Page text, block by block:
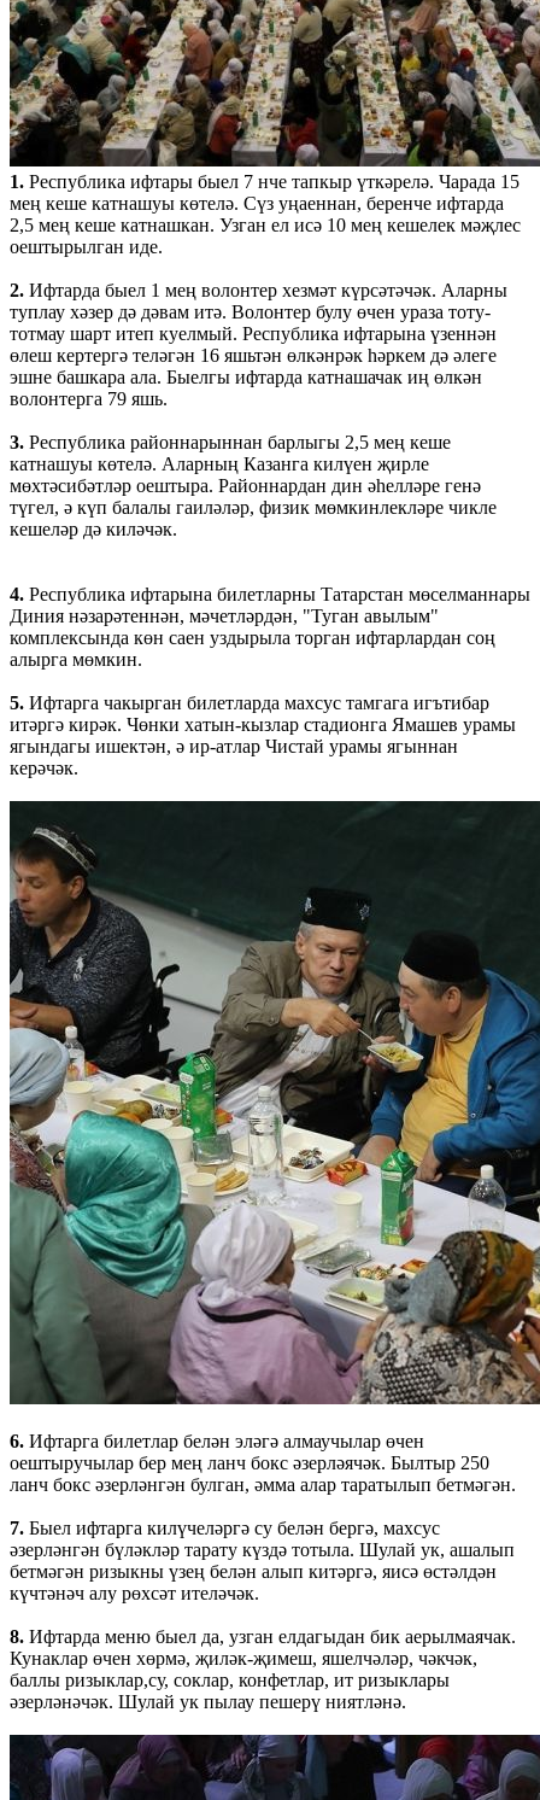
1. Республика ифтары быел 7 нче тапкыр үткәрелә. Чарада 15
мең кеше катнашуы көтелә. Сүз уңаеннан, беренче ифтарда
2,5 мең кеше катнашкан. Узган ел исә 10 мең кешелек мәҗлес
оештырылган иде.
2. Ифтарда быел 1 мең волонтер хезмәт күрсәтәчәк. Аларны
туплау хәзер дә дәвам итә. Волонтер булу өчен ураза тоту-
тотмау шарт итеп куелмый. Республика ифтарына үзеннән
өлеш кертергә теләгән 16 яшьтән өлкәнрәк һәркем дә әлеге
эшне башкара ала. Быелгы ифтарда катнашачак иң өлкән
волонтерга 79 яшь.
3. Республика районнарыннан барлыгы 2,5 мең кеше
катнашуы көтелә. Аларның Казанга килүен җирле
мөхтәсибәтләр оештыра. Районнардан дин әһелләре генә
түгел, ә күп балалы гаиләләр, физик мөмкинлекләре чикле
кешеләр дә киләчәк.
4. Республика ифтарына билетларны Татарстан мөселманнары
Диния нәзарәтеннән, мәчетләрдән, "Туган авылым"
комплексында көн саен уздырыла торган ифтарлардан соң
алырга мөмкин.
5. Ифтарга чакырган билетларда махсус тамгага игътибар
итәргә кирәк. Чөнки хатын-кызлар стадионга Ямашев урамы
ягындагы ишектән, ә ир-атлар Чистай урамы ягыннан
керәчәк.
6. Ифтарга билетлар белән эләгә алмаучылар өчен
оештыручылар бер мең ланч бокс әзерләячәк. Былтыр 250
ланч бокс әзерләнгән булган, әмма алар таратылып бетмәгән.
7. Быел ифтарга килүчеләргә су белән бергә, махсус
әзерләнгән бүләкләр тарату күздә тотыла. Шулай ук, ашалып
бетмәгән ризыкны үзең белән алып китәргә, яисә өстәлдән
күчтәнәч алу рөхсәт ителәчәк.
8. Ифтарда меню быел да, узган елдагыдан бик аерылмаячак.
Кунаклар өчен хөрмә, җиләк-җимеш, яшелчәләр, чәкчәк,
баллы ризыклар,су, соклар, конфетлар, ит ризыклары
әзерләнәчәк. Шулай ук пылау пешерү ниятләнә.